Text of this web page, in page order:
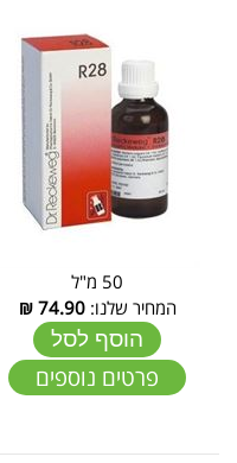
50 מ"ל
המחיר שלנו:74.90
₪
הוסף לסל
פרטים נוספים